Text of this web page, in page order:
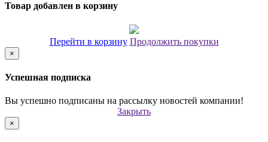
Товар добавлен в корзину
Перейти в корзину Продолжить покупки
×
Успешная подписка
Вы успешно подписаны на рассылку новостей компании!
Закрыть
×